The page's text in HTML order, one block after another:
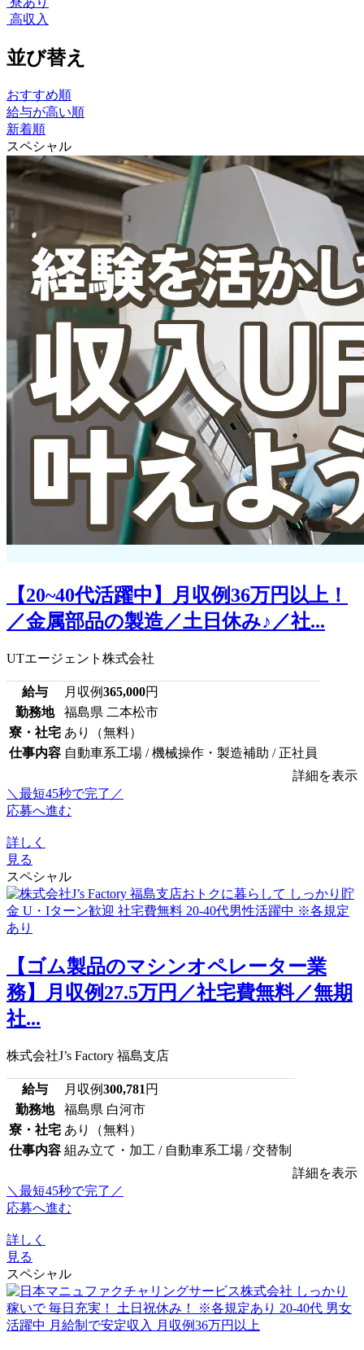
高収入
並び替え
おすすめ順
給与が高い順
新着順
スペシャル
【20~40代活躍中】月収例36万円以上！
／金属部品の製造／土日休み♪／社...
UTエージェント株式会社
給与 月収例365,000円
勤務地
福島県 二本松市
寮・社宅 あり（無料）
仕事内容 自動車系工場 / 機械操作・製造補助 / 正社員
詳細を表示
＼最短45秒で完了／
応募へ進む
詳しく
見る
スペシャル
【ゴム製品のマシンオペレーター業
務】月収例27.5万円／社宅費無料／無期
社...
株式会社J’s Factory 福島支店
給与 月収例300,781 円
勤務地
福島県 白河市
寮・社宅 あり（無料）
仕事内容 組み立て・加工 / 自動車系工場 / 交替制
詳細を表示
＼最短45秒で完了／
応募へ進む
詳しく
見る
スペシャル